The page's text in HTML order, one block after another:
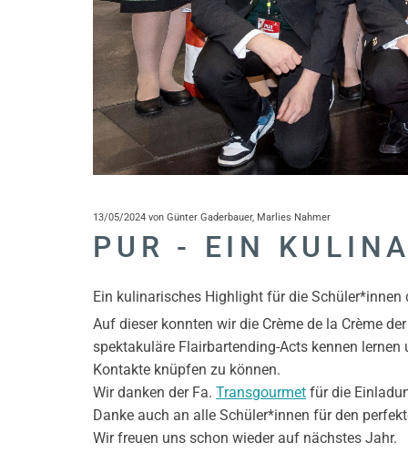
13/05/2024 von Günter Gaderbauer, Marlies Nahmer
PUR - EIN
Ein kulinarisches Highlight für die
Auf dieser konnten wir die Crème de la Crème
spektakuläre Flairbartending-Acts kennen
Kontakte knüpfen zu können.
Wir danken der Fa. Transgourmet für die
Danke auch an alle Schüler*innen für den
Wir freuen uns schon wieder auf nächstes Jahr.